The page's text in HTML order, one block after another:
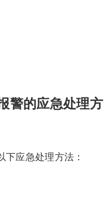
警的应急处理方
应急处理方法：